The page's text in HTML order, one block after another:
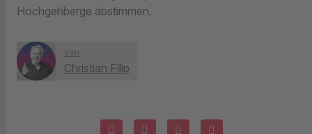
Hochgehberge abstimmen.
von
Christian Filip